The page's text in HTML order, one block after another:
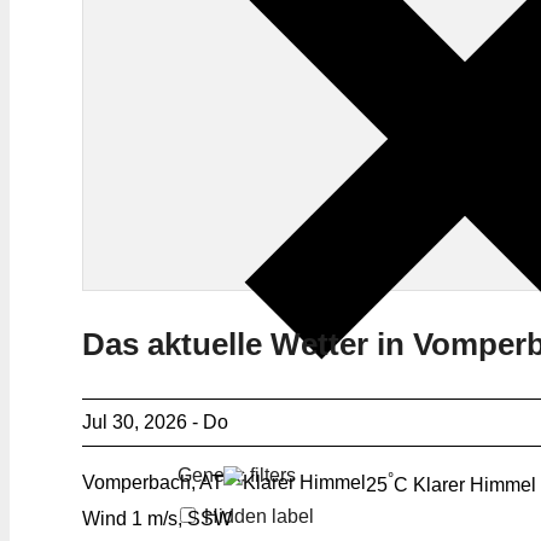
Generic filters
Hidden label
Das aktuelle Wetter in
Jul 30, 2026 - Do
Vomperbach, AT 25°C Klarer Himmel
Wind 1 m/s, SSW